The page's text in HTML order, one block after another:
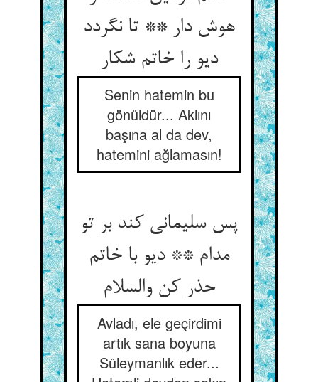
هوش دار ** تا نگردد
دیو را خاتم شکار
Senin hatemin bu
gönüldür... Aklını
başına al da dev,
hatemini ağlamasın!
پس سلیمانی کند بر تو
مدام ** دیو با خاتم
حذر کن والسلام
Avladı, ele geçirdimi
artık sana boyuna
Süleymanlık eder...